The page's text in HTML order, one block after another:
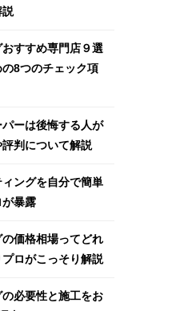
説
すすめ専門店９選
8つのチェック項
ーは後悔する人が
判について解説
ングを自分で簡単
が暴露
価格相場ってどれ
ロがこっそり解説
必要性と施工をお